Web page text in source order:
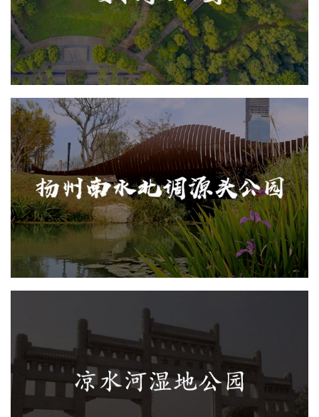
AI人工智能 智慧公园 旅游休闲
智能步道
AR太极
扬州南水北调源头...
AI人工智能 旅游休闲
智能语音亭
智能大数据平台
AR太极 智慧公园
凉水河湿地公园
智能步道